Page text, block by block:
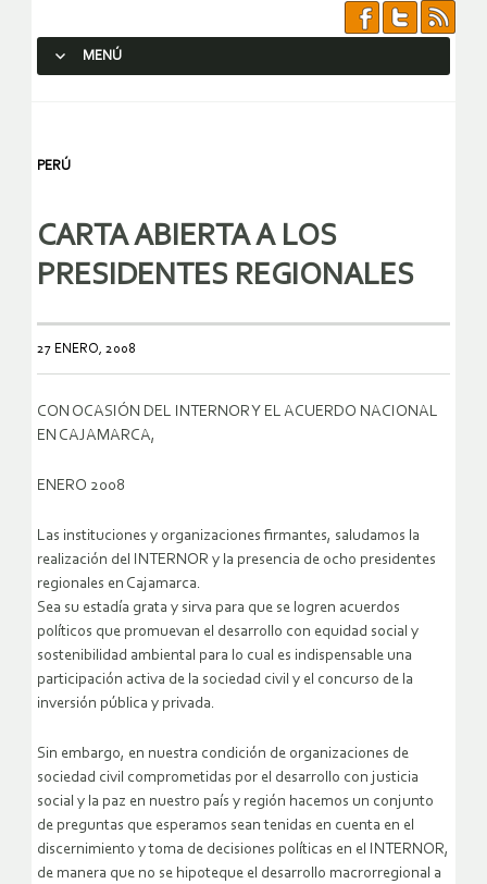
MENÚ
PERÚ
CARTA ABIERTA A LOS
PRESIDENTES REGIONALES
27 ENERO, 2008
CON OCASIÓN DEL INTERNOR Y EL ACUERDO NACIONAL
EN CAJAMARCA,
ENERO 2008
Las instituciones y organizaciones firmantes, saludamos la
realización del INTERNOR y la presencia de ocho presidentes
regionales en Cajamarca.
Sea su estadía grata y sirva para que se logren acuerdos
políticos que promuevan el desarrollo con equidad social y
sostenibilidad ambiental para lo cual es indispensable una
participación activa de la sociedad civil y el concurso de la
inversión pública y privada.
Sin embargo, en nuestra condición de organizaciones de
sociedad civil comprometidas por el desarrollo con justicia
social y la paz en nuestro país y región hacemos un conjunto
de preguntas que esperamos sean tenidas en cuenta en el
discernimiento y toma de decisiones políticas en el INTERNOR,
de manera que no se hipoteque el desarrollo macrorregional a